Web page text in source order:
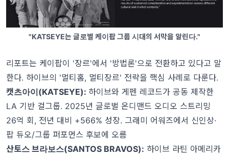
"KATSEYE는 글로벌 케이팝 그룹 시대의 서막을 알린다."
리포트는 케이팝이 '장르'에서 '방법론'으로 전환하고 있다고 말
한다. 하이브의 '멀티홈, 멀티장르' 전략을 핵심 사례로 다룬다.
캣츠아이(KATSEYE): 하이브와 게펜 레코드가 공동 제작한
LA 기반 걸그룹. 2025년 글로벌 온디맨드 오디오 스트리밍
26억 회, 전년 대비 +566% 성장. 그래미 어워즈에서 신인상·
팝 듀오/그룹 퍼포먼스 후보에 오름
산토스 브라보스(SANTOS BRAVOS): 하이브 라틴 아메리카